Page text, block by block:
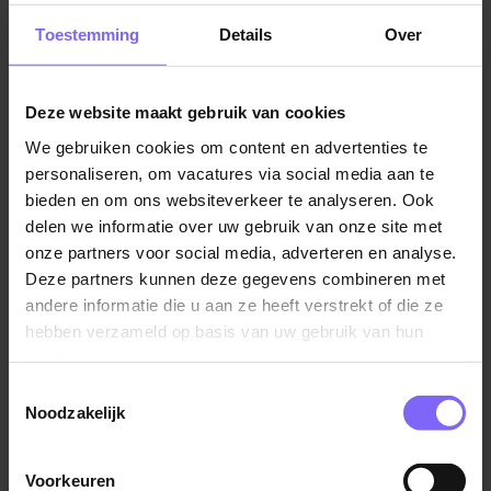
Toestemming Details Over
Deze website maakt gebruik van cookies
We gebruiken cookies om content en advertenties te
personaliseren, om vacatures via social media aan te
bieden en om ons websiteverkeer te analyseren. Ook
delen we informatie over uw gebruik van onze site met
onze partners voor social media, adverteren en analyse.
Deze partners kunnen deze gegevens combineren met
andere informatie die u aan ze heeft verstrekt of die ze
hebben verzameld op basis van uw gebruik van hun
Noodzakelijk
Voorkeuren
wat complexer is geworden. Het onderscheidend
vermogen zit tegenwoordig in het begeleiden van de
koop, het inleven in de klant en het goed informeren
functies aan verdeeld over categorieën.
Verkoper
Je werkt bij organisaties die een product of dienst
verkopen. Het hoofddoel van de functie is het
stimuleren van de verkoop, maar er zijn verschillende
onderdelen van dit proces. Je kunt bijvoorbeeld
denken aan klantenbinding, marketingcampagnes en
commercieel medewerker binnendienst of
buitendienst hebben. Als commercieel medewerker
maken, klantgegevens bijhouden en